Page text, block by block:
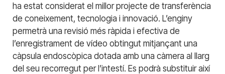
ha estat considerat el millor projecte de transferència
de coneixement, tecnologia i innovació. L’enginy
permetrà una revisió més ràpida i efectiva de
l’enregistrament de vídeo obtingut mitjançant una
càpsula endoscòpica dotada amb una càmera al llarg
del seu recorregut per l’intestí. Es podrà substituir així